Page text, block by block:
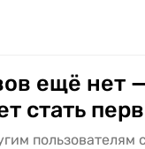
ещё нет
стать
пользователям